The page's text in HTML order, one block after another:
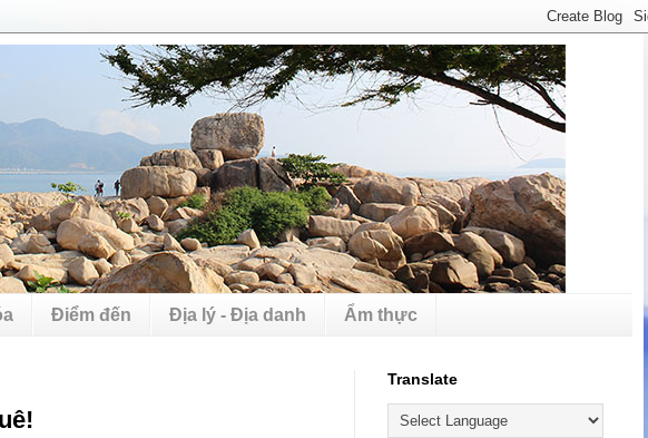
Điểm đến Địa lý - Địa danh Ẩm thực
Translate